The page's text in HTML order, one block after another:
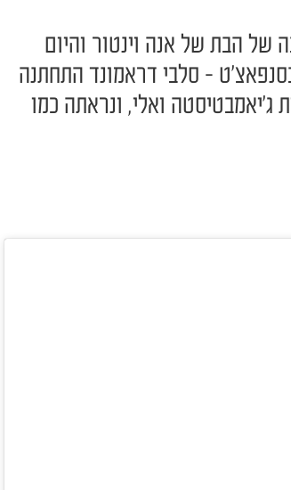
של הבת של אנה וינטור והיום
- סלבי דראמונד התחתנה
ג'יאמבטיסטה ואלי, ונראתה כמו